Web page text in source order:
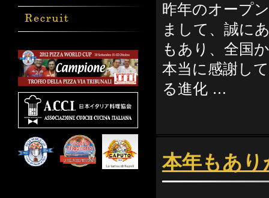
昨年のオープ
まして、誠に
もあり、全国
本当に感謝し
る進化 …
本年もあ